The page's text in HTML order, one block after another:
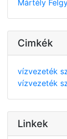
Mártély
Cimkék
vízvezeték
vízvezeték
Linkek